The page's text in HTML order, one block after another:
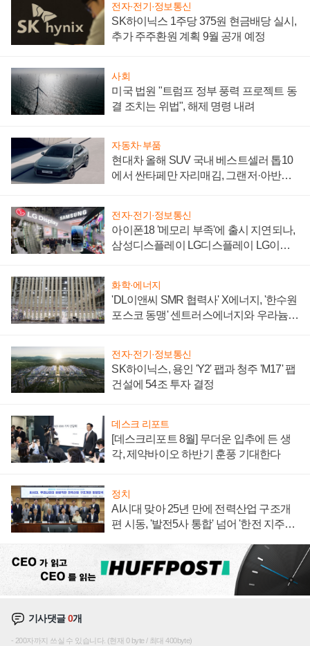
전자·전기·정보통신
SK하이닉스 1주당 375원 현금배당 실시,
추가 주주환원 계획 9월 공개 예정
사회
미국 법원 "트럼프 정부 풍력 프로젝트 동
결 조치는 위법", 해제 명령 내려
자동차·부품
현대차 올해 SUV 국내 베스트셀러 톱10
에서 싼타페만 자리매김, 그랜저·아반떼
전자·전기·정보통신
아이폰18 '메모리 부족'에 출시 지연되나,
삼성디스플레이 LG디스플레이 LG이노
화학·에너지
'DL이앤씨 SMR 협력사' X에너지, '한수원
포스코 동맹' 센트러스에너지와 우라늄
전자·전기·정보통신
SK하이닉스, 용인 'Y2' 팹과 청주 'M17' 팹
건설에 54조 투자 결정
데스크 리포트
[데스크리포트 8월] 무더운 입추에 든 생
각, 제약바이오 하반기 훈풍 기대한다
정치
AI시대 맞아 25년 만에 전력산업 구조개
편 시동, '발전5사 통합' 넘어 '한전 지주사'
기사댓글0개
200자까지 쓰실 수 있습니다. (현재 0 byte / 최대 400byte)